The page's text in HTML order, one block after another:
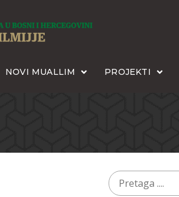
NOVI MUALLIM PROJEKTI